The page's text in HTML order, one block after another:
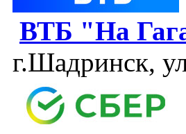
ВТБ "На
г.Шадринск,